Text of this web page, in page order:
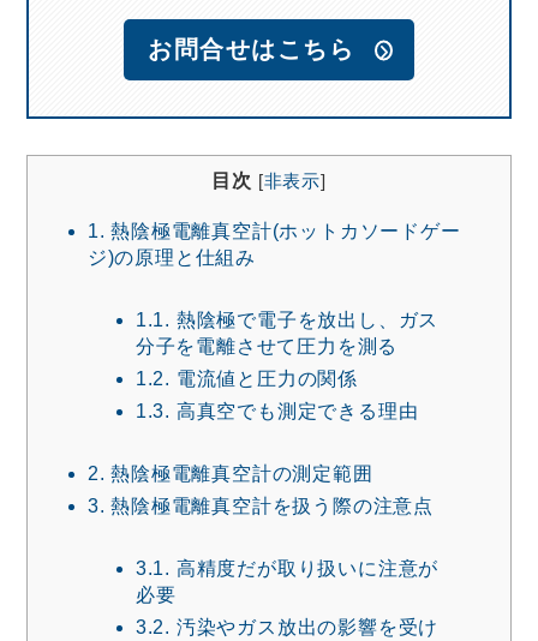
お問合せはこちら
目次 [非表示]
1. 熱陰極電離真空計(ホットカソードゲー
ジ)の原理と仕組み
1.1. 熱陰極で電子を放出し、ガス
分子を電離させて圧力を測る
1.2. 電流値と圧力の関係
1.3. 高真空でも測定できる理由
2. 熱陰極電離真空計の測定範囲
3. 熱陰極電離真空計を扱う際の注意点
3.1. 高精度だが取り扱いに注意が
必要
3.2. 汚染やガス放出の影響を受け